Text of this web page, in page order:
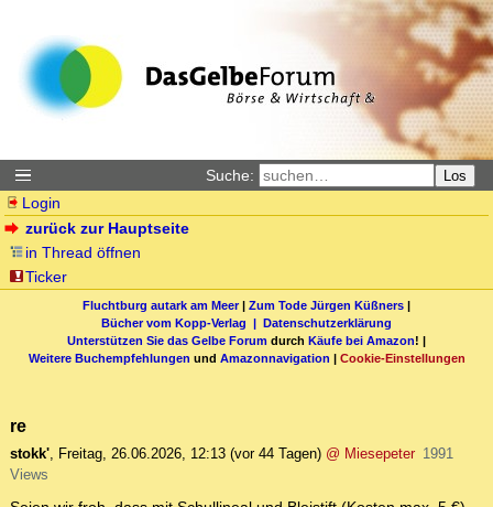
Suche: Los
Login
zurück zur Hauptseite
in Thread öffnen
Ticker
Fluchtburg autark am Meer| Zum Tode Jürgen Küßners |
Bücher vom Kopp-Verlag | Datenschutzerklärung
Unterstützen Sie das Gelbe Forum durch Käufe bei Amazon! |
Weitere Buchempfehlungen und Amazonnavigation | Cookie-Einstellungen
re
stokk', Freitag, 26.06.2026, 12:13 (vor 44 Tagen) @ Miesepeter 1991
Views